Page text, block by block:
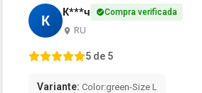
К К***ч Compra verificada
RU
5 de 5
Variante: Color:green-Size L